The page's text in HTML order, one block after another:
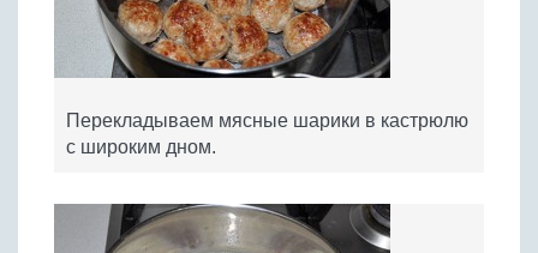
Перекладываем мясные шарики в кастрюлю
с широким дном.